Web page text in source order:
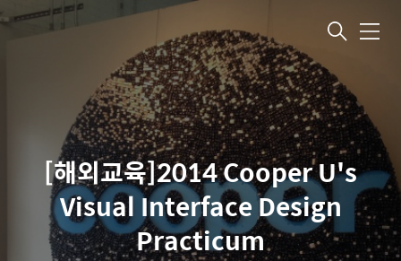
메뉴
[해외교육]2014 Cooper U's
Visual Interface Design
Practicum